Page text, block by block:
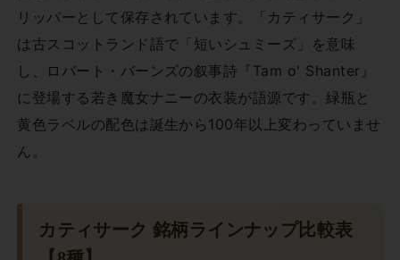
リッパーとして保存されています。「カティサーク」
は古スコットランド語で「短いシュミーズ」を意味
し、ロバート・バーンズの叙事詩『Tam o' Shanter』
に登場する若き魔女ナニーの衣装が語源です。緑瓶と
黄色ラベルの配色は誕生から100年以上変わっていませ
ん。
カティサーク 銘柄ラインナップ比較表